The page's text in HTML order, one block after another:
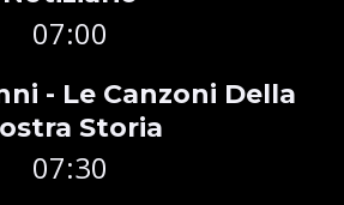
07:00
- Le Canzoni Della
Storia
07:30